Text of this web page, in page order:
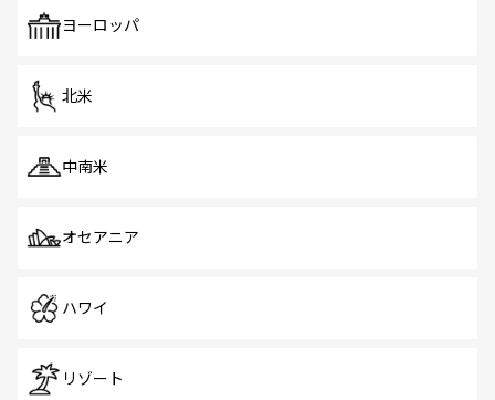
で、ホーカーズは地元の風情を楽しめる外せないスポット
ヨーロッパ
北米
中南米
オセアニア
ハワイ
リゾート